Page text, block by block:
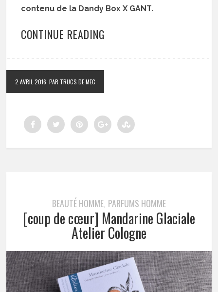
contenu de la Dandy Box X GANT.
CONTINUE READING
2 AVRIL 2016 PAR TRUCS DE MEC
BEAUTÉ HOMME, PARFUMS HOMME
[coup de cœur] Mandarine Glaciale
Atelier Cologne